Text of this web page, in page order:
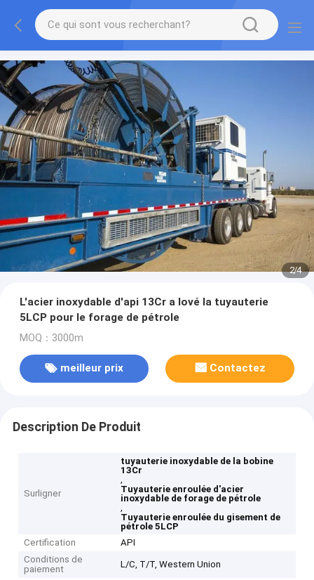
2/4
L'acier inoxydable d'api 13Cr a lové la tuyauterie
5LCP pour le forage de pétrole
MOQ：3000m
meilleur prix Contactez
Description De Produit
Surligner
tuyauterie inoxydable de la bobine
13Cr
,
Tuyauterie enroulée d'acier
inoxydable de forage de pétrole
,
Tuyauterie enroulée du gisement de
pétrole 5LCP
Certification
API
Conditions de
paiement
L/C, T/T, Western Union